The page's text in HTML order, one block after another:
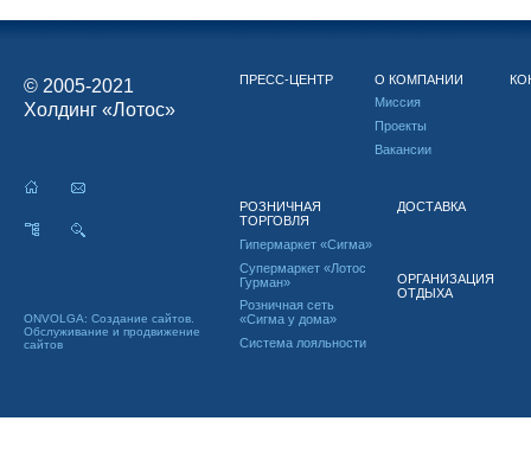
© 2005-2021
Холдинг «Лотос»
ONVOLGA: Создание сайтов.
Обслуживание и продвижение
сайтов
ПРЕСС-ЦЕНТР
О КОМПАНИИ
Миссия
Проекты
Вакансии
РОЗНИЧНАЯ
ТОРГОВЛЯ
Гипермаркет «Сигма»
Супермаркет «Лотос
Гурман»
Розничная сеть
«Сигма у дома»
Система лояльности
ДОСТАВКА
ОРГАНИЗАЦИЯ
ОТДЫХА